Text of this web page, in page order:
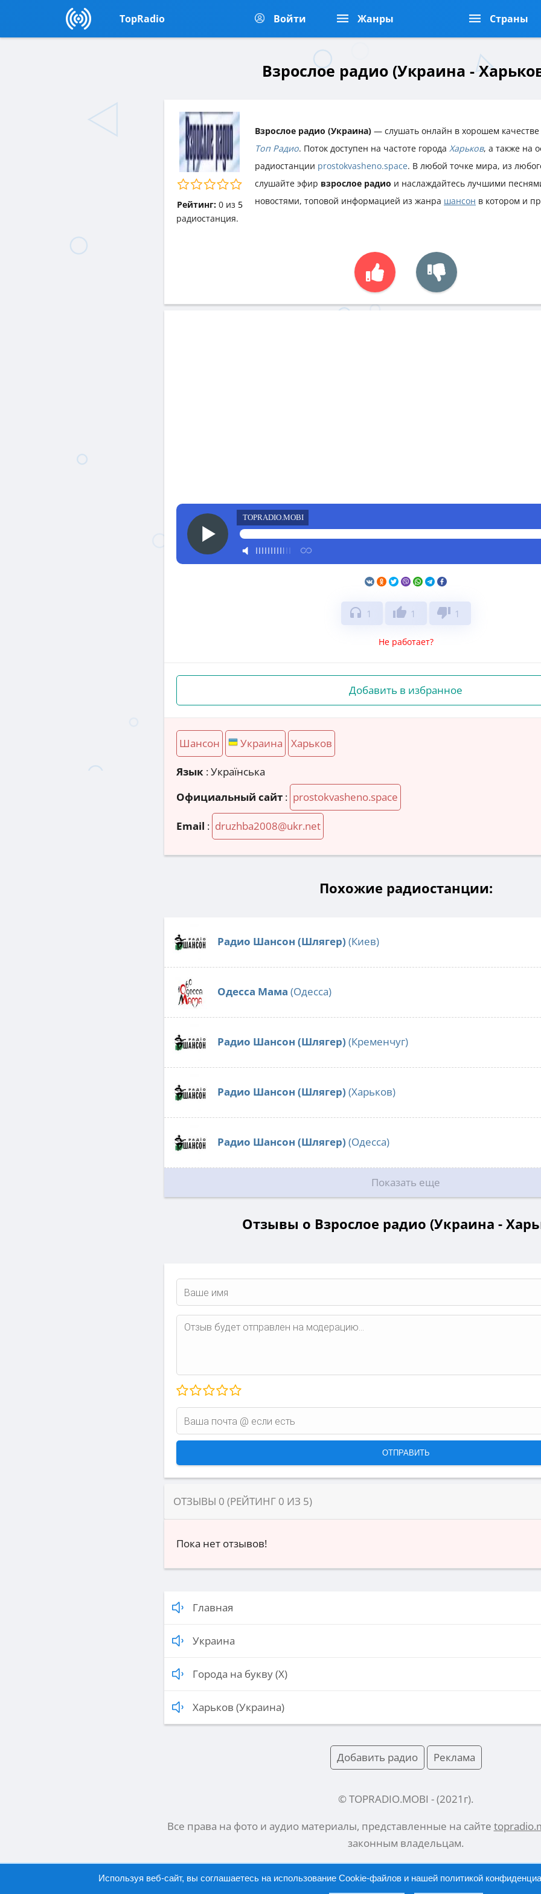
TopRadio Войти Жанры Страны
Взрослое радио (Украина -
Рейтинг: 0из 5
Взрослое радио (Украина) — слушать онлайн в хорошем качестве
Топ Радио. Поток доступен на частоте города Харьков, а также на
радиостанции prostokvasheno.space. В любой точке мира, из
слушайте эфир взрослое радио и наслаждайтесь лучшими
новостями, топовой информацией из жанра шансон в котором и
радиостанция.
TOPRADIO.MOBI
headphones 1 thumb_up 1 thumb_down 1
Не работает?
Добавить в избранное
Шансон Украина Харьков
Язык : Українська
Официальный сайт : prostokvasheno.space
Email : druzhba2008@ukr.net
Похожие радиостанции:
Радио Шансон (Шлягер) (Киев)
Одесса Мама (Одесса)
Радио Шансон (Шлягер) (Кременчуг)
Радио Шансон (Шлягер) (Харьков)
Радио Шансон (Шлягер) (Одесса)
Показать еще
Отзывы о Взрослое радио (Украина -
ОТЗЫВЫ 0 (РЕЙТИНГ 0 ИЗ 5)
Пока нет отзывов!
Главная
Украина
Города на букву (Х)
Харьков (Украина)
Добавить радио Реклама
© TOPRADIO.MOBI - (2021 г).
Все права на фото и аудио материалы, представленные на сайте
законным владельцам.
Используя веб-сайт, вы соглашаетесь на использование Cookie-файлов и нашей политикой